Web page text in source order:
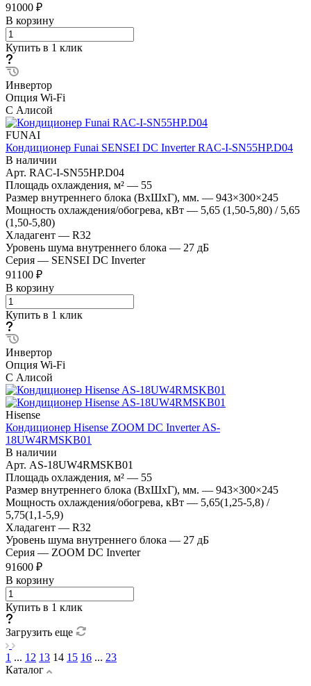
91000 ₽
В корзину
Купить в 1 клик
Инвертор
Опция Wi-Fi
С Алисой
FUNAI
Кондиционер Funai SENSEI DC Inverter RAC-I-SN55HP.D04
В наличии
Арт. RAC-I-SN55HP.D04
Площадь охлаждения, м² — 55
Размер внутреннего блока (ВхШхГ), мм. — 943×300×245
Мощность охлаждения/обогрева, кВт — 5,65 (1,50-5,80) / 5,65
(1,50-5,80)
Хладагент — R32
Уровень шума внутреннего блока — 27 дБ
Серия — SENSEI DC Inverter
91100 ₽
В корзину
Купить в 1 клик
Инвертор
Опция Wi-Fi
С Алисой
Hisense
Кондиционер Hisense ZOOM DC Inverter AS-
18UW4RMSKB01
В наличии
Арт. AS-18UW4RMSKB01
Площадь охлаждения, м² — 55
Размер внутреннего блока (ВхШхГ), мм. — 943×300×245
Мощность охлаждения/обогрева, кВт — 5,65(1,25-5,8) /
5,75(1,1-5,9)
Хладагент — R32
Уровень шума внутреннего блока — 27 дБ
Серия — ZOOM DC Inverter
91600 ₽
В корзину
Купить в 1 клик
Загрузить еще
1 ... 12 13 14 15 16 ... 23
Каталог